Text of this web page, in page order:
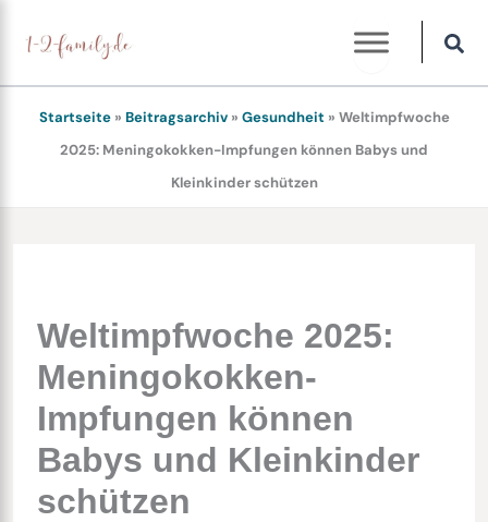
Inhalt
springen
Startseite» Beitragsarchiv» Gesundheit » Weltimpfwoche
2025: Meningokokken-Impfungen können Babys und
Kleinkinder schützen
Weltimpfwoche 2025:
Meningokokken-
Impfungen können
Babys und Kleinkinder
schützen